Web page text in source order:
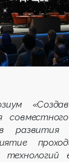
технологий